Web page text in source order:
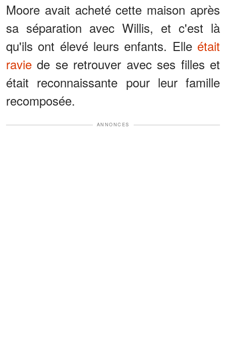
Moore avait acheté cette maison après
sa séparation avec Willis, et c'est là
qu'ils ont élevé leurs enfants. Elle était
ravie de se retrouver avec ses filles et
était reconnaissante pour leur famille
recomposée.
ANNONCES